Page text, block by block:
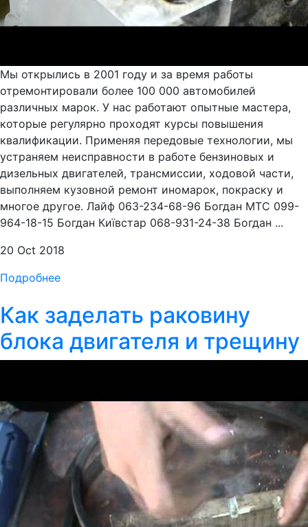
Мы открылись в 2001 году и за время работы
отремонтировали более 100 000 автомобилей
различных марок. У нас работают опытные мастера,
которые регулярно проходят курсы повышения
квалификации. Применяя передовые технологии, мы
устраняем неисправности в работе бензиновых и
дизельных двигателей, трансмиссии, ходовой части,
выполняем кузовной ремонт иномарок, покраску и
многое другое. Лайф 063-234-68-96 Богдан МТС 099-
964-18-15 Богдан Київстар 068-931-24-38 Богдан ...
20 Oct 2018
Подробнее
Как заделать раковину
блока двигателя и трещину